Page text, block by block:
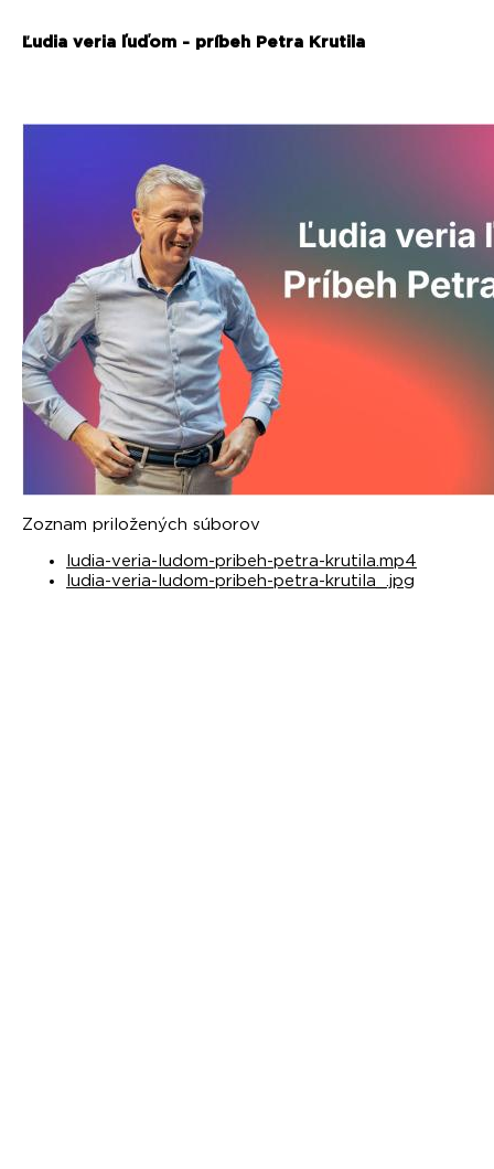
Ľudia veria ľuďom - príbeh Petra Krutila
Zoznam priložených súborov
ludia-veria-ludom-pribeh-petra-krutila.mp4
ludia-veria-ludom-pribeh-petra-krutila_.jpg